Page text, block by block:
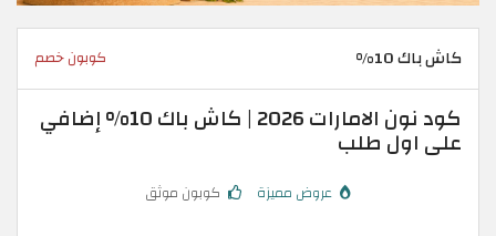
كاش باك 10% كوبون خصم
كود نون الامارات 2026 | كاش باك 10% إضافي
على اول طلب
عروض مميزة كوبون موثق